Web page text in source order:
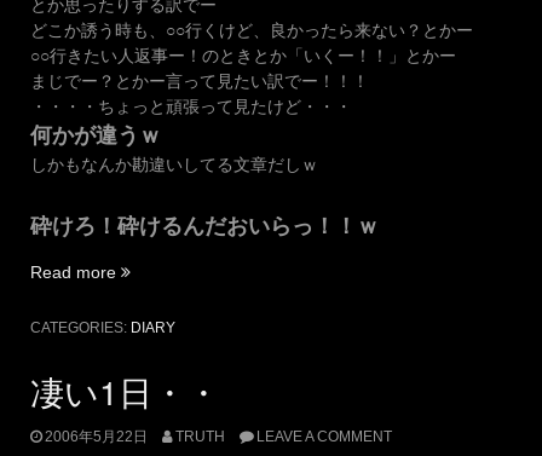
とか思ったりする訳でー
どこか誘う時も、○○行くけど、良かったら来ない？とかー
○○行きたい人返事ー！のときとか「いくー！！」とかー
まじでー？とかー言って見たい訳でー！！！
・・・・ちょっと頑張って見たけど・・・
何かが違うｗ
しかもなんか勘違いしてる文章だしｗ
砕けろ！砕けるんだおいらっ！！ｗ
Read more “言
の
CATEGORIES: DIARY
凄い1日・・
2006年5月22日 TRUTH LEAVE A COMMENT